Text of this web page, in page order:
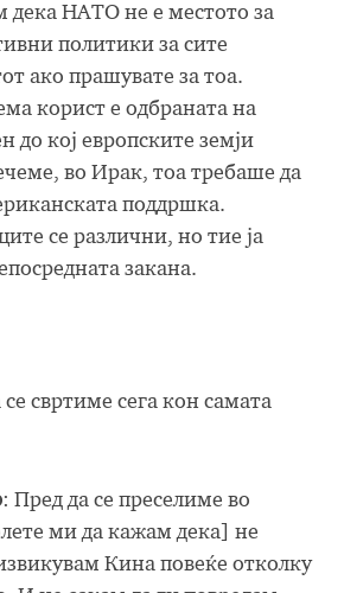
дека НАТО не е местото за
политики за сите
ако прашувате за тоа.
корист е одбраната на
до кој европските земји
во Ирак, тоа требаше да
поддршка.
се различни, но тие ја
закана.
се свртиме сега кон самата
: Пред да се преселиме во
ми да кажам дека] не
Кина повеќе отколку